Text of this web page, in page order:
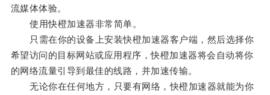
流媒体体验。
使用快橙加速器非常简单。
只需在你的设备上安装快橙加速器客户端，然后选择你
希望访问的目标网站或应用程序，快橙加速器将会自动将你
的网络流量引导到最佳的线路，并加速传输。
无论你在任何地方，只要有网络，快橙加速器就能为你